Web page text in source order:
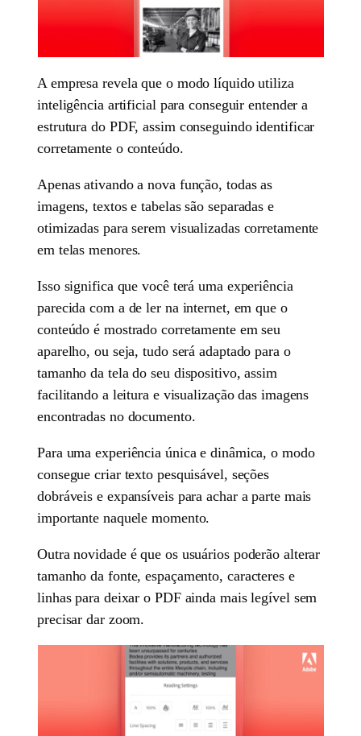
A empresa revela que o modo líquido utiliza
inteligência artificial para conseguir entender a
estrutura do PDF, assim conseguindo identificar
corretamente o conteúdo.
Apenas ativando a nova função, todas as
imagens, textos e tabelas são separadas e
otimizadas para serem visualizadas corretamente
em telas menores.
Isso significa que você terá uma experiência
parecida com a de ler na internet, em que o
conteúdo é mostrado corretamente em seu
aparelho, ou seja, tudo será adaptado para o
tamanho da tela do seu dispositivo, assim
facilitando a leitura e visualização das imagens
encontradas no documento.
Para uma experiência única e dinâmica, o modo
consegue criar texto pesquisável, seções
dobráveis e expansíveis para achar a parte mais
importante naquele momento.
Outra novidade é que os usuários poderão alterar
tamanho da fonte, espaçamento, caracteres e
linhas para deixar o PDF ainda mais legível sem
precisar dar zoom.